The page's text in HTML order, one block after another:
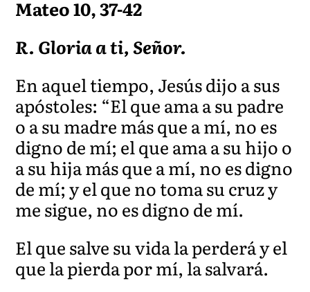
Mateo 10, 37-42
R. Gloria a ti, Señor.
En aquel tiempo, Jesús dijo a sus
apóstoles: “El que ama a su padre
o a su madre más que a mí, no es
digno de mí; el que ama a su hijo o
a su hija más que a mí, no es digno
de mí; y el que no toma su cruz y
me sigue, no es digno de mí.
El que salve su vida la perderá y el
que la pierda por mí, lasalvará.